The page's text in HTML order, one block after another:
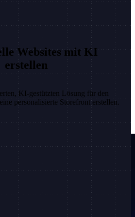
Websites mit KI
erstellen
KI-gestützten Lösung für den
personalisierte Storefront erstellen.